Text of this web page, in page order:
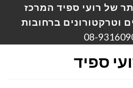
של רועי ספיד המרכז
וטרקטורונים ברחובות
08-